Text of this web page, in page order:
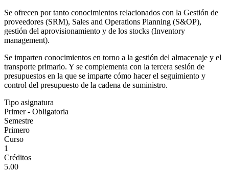
Se ofrecen por tanto conocimientos relacionados con la Gestión de
proveedores (SRM), Sales and Operations Planning (S&OP),
gestión del aprovisionamiento y de los stocks (Inventory
management).
Se imparten conocimientos en torno a la gestión del almacenaje y el
transporte primario. Y se complementa con la tercera sesión de
presupuestos en la que se imparte cómo hacer el seguimiento y
control del presupuesto de la cadena de suministro.
Tipo asignatura
Primer - Obligatoria
Semestre
Primero
Curso
1
Créditos
5.00